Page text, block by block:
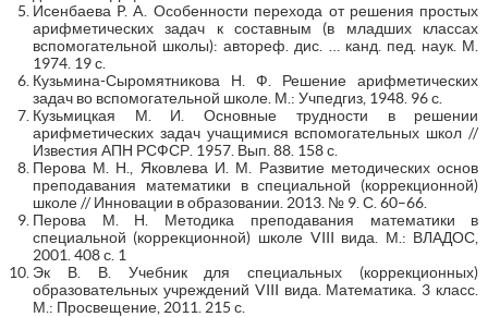
Исенбаева P. A. Особенности перехода от решения простых
арифметических задач к составным (в младших классах
вспомогательной школы): автореф. дис. … канд. пед. наук. М.
1974. 19 с.
Кузьмина-Сыромятникова Н. Ф. Решение арифметических
задач во вспомогательной школе. М.: Учпедгиз, 1948. 96 с.
Кузьмицкая М. И. Основные трудности в решении
арифметических задач учащимися вспомогательных школ //
Известия АПН РСФСР. 1957. Вып. 88. 158 с.
Перова М. Н., Яковлева И. М. Развитие методических основ
преподавания математики в специальной (коррекционной)
школе // Инновации в образовании. 2013. № 9. С. 60–66.
Перова М. Н. Методика преподавания математики в
специальной (коррекционной) школе VIII вида. М.: ВЛАДОС,
2001. 408 с. 1
Эк В. В. Учебник для специальных (коррекционных)
образовательных учреждений VIII вида. Математика. 3 класс.
М.: Просвещение, 2011. 215 с.